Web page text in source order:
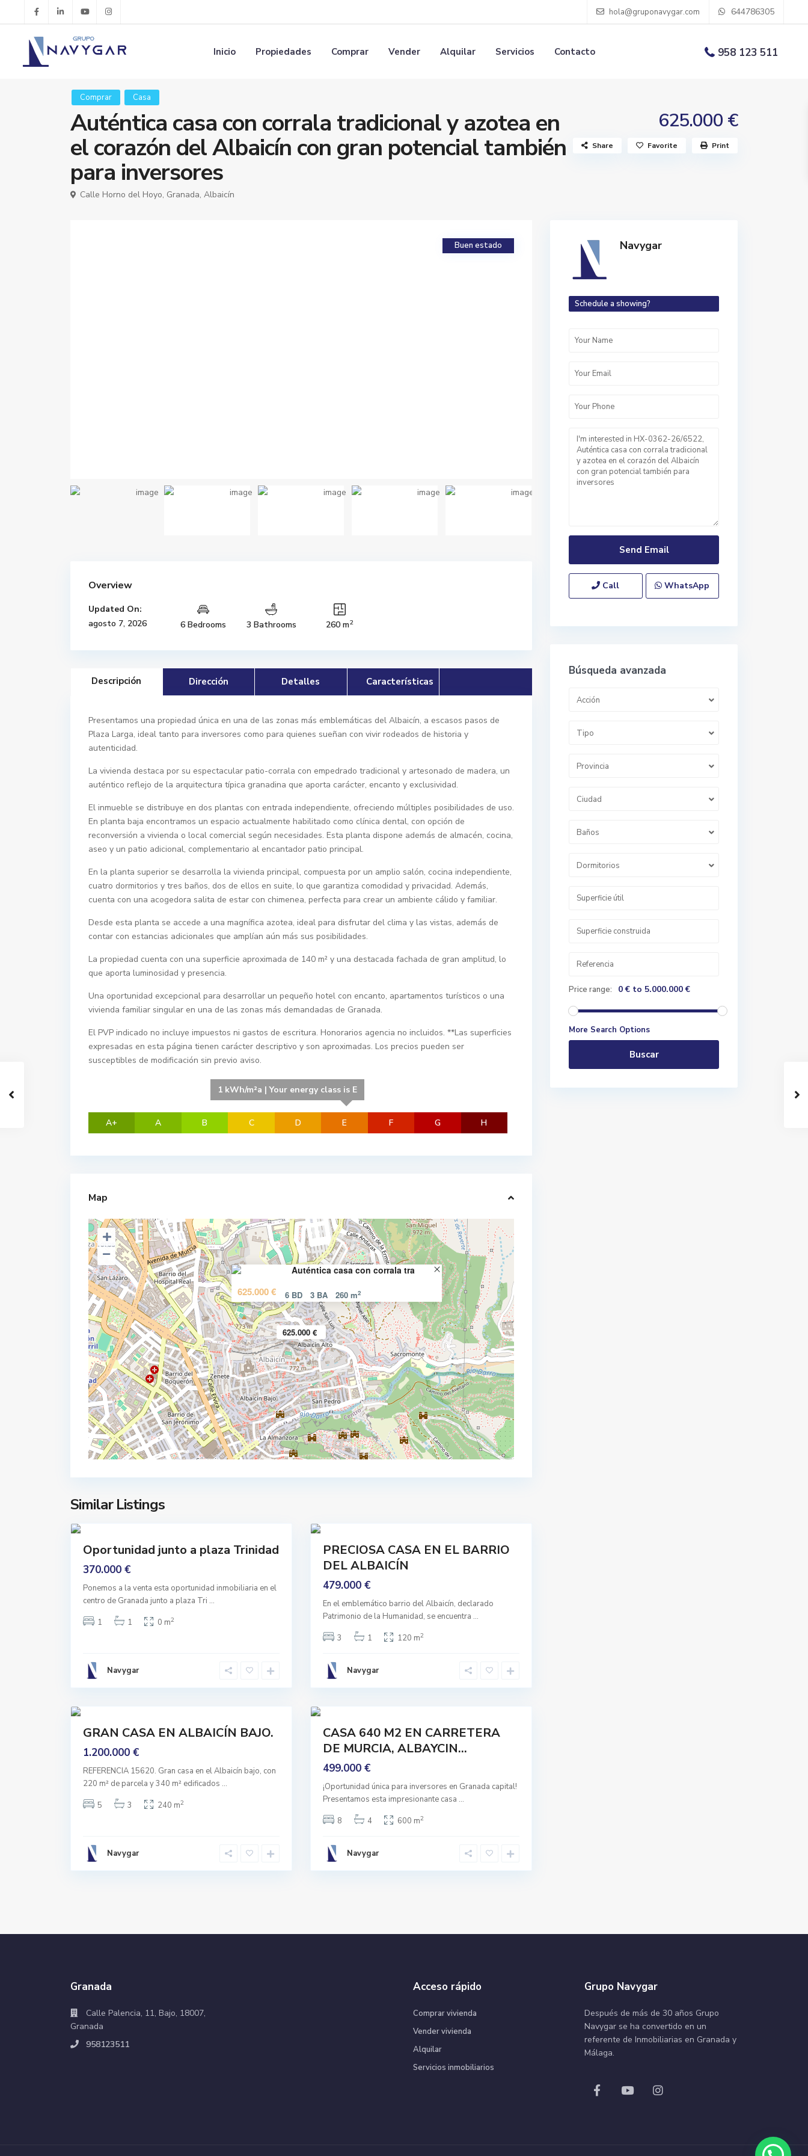
hola@gruponavygar.com 644786305
958 123 511
Inicio Propiedades Comprar Vender Alquilar Servicios Contacto
Comprar Casa
Auténtica casa con corrala tradicional y azotea en
el corazón del Albaicín con gran potencial también
para inversores
625.000 €
Calle Horno del Hoyo, Granada, Albaicín
Share Favorite Print
Buen estado
Overview
Updated On:
agosto 7, 2026
6 Bedrooms 3 Bathrooms 260 m2
Descripción Dirección Detalles Características
Presentamos una propiedad única en una de las zonas más emblemáticas del Albaicín, a escasos pasos de
Plaza Larga, ideal tanto para inversores como para quienes sueñan con vivir rodeados de historia y
autenticidad.
La vivienda destaca por su espectacular patio-corrala con empedrado tradicional y artesonado de madera, un
auténtico reflejo de la arquitectura típica granadina que aporta carácter, encanto y exclusividad.
El inmueble se distribuye en dos plantas con entrada independiente, ofreciendo múltiples posibilidades de uso.
En planta baja encontramos un espacio actualmente habilitado como clínica dental, con opción de
reconversión a vivienda o local comercial según necesidades. Esta planta dispone además de almacén, cocina,
aseo y un patio adicional, complementario al encantador patio principal.
En la planta superior se desarrolla la vivienda principal, compuesta por un amplio salón, cocina independiente,
cuatro dormitorios y tres baños, dos de ellos en suite, lo que garantiza comodidad y privacidad. Además,
cuenta con una acogedora salita de estar con chimenea, perfecta para crear un ambiente cálido y familiar.
Desde esta planta se accede a una magnífica azotea, ideal para disfrutar del clima y las vistas, además de
contar con estancias adicionales que amplían aún más sus posibilidades.
La propiedad cuenta con una superficie aproximada de 140 m² y una destacada fachada de gran amplitud, lo
que aporta luminosidad y presencia.
Una oportunidad excepcional para desarrollar un pequeño hotel con encanto, apartamentos turísticos o una
vivienda familiar singular en una de las zonas más demandadas de Granada.
El PVP indicado no incluye impuestos ni gastos de escritura. Honorarios agencia no incluidos. **Las superficies
expresadas en esta página tienen carácter descriptivo y son aproximadas. Los precios pueden ser
susceptibles de modificación sin previo aviso.
A+ A B C D
1 kWh/m²a | Your energy class is E
E F G H
Map
625.000 €
Auténtica casa con corrala tra
625.000 € 6 BD 3 BA 260 m2
Similar Listings
C
G
n
d
Oportunidad junto a plaza Trinidad
370.000 €
Ponemos a la venta esta oportunidad inmobiliaria en el
centro de Granada junto a plaza Tri ...
1
1 0 m2
Navygar
A
l
b
a
i
c
í
n
,
G
r
n
PRECIOSA CASA EN EL BARRIO
DEL ALBAICÍN
479.000 €
En el emblemático barrio del Albaicín, declarado
Patrimonio de la Humanidad, se encuentra ...
3
1 120 m2
Navygar
A
l
y
c
n
G
a
d
GRAN CASA EN ALBAICÍN BAJO.
1.200.000 €
REFERENCIA 15620. Gran casa en el Albaicín bajo, con
220 m² de parcela y 340 m² edificados ...
5
3 240 m2
Navygar
y
c
,
G
r
a
d
CASA 640 M2 EN CARRETERA
DE MURCIA, ALBAYCIN...
499.000 €
¡Oportunidad única para inversores en Granada capital!
Presentamos esta impresionante casa ...
8
4 600 m2
Navygar
Navygar
Schedule a showing?
Call WhatsApp
Búsqueda avanzada
Acción
Tipo
Provincia
Ciudad
Baños
Dormitorios
Price range: 0 € to 5.000.000 €
More Search Options
Buscar
Granada
Calle Palencia, 11, Bajo, 18007,
Granada
958123511
Acceso rápido
Comprar vivienda
Vender vivienda
Alquilar
Servicios inmobiliarios
Grupo Navygar
Después de más de 30 años Grupo
Navygar se ha convertido en un
referente de Inmobiliarias en Granada y
Málaga.